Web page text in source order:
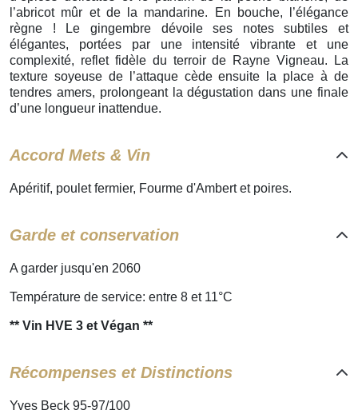
l’abricot mûr et de la mandarine. En bouche, l’élégance
règne ! Le gingembre dévoile ses notes subtiles et
élégantes, portées par une intensité vibrante et une
complexité, reflet fidèle du terroir de Rayne Vigneau. La
texture soyeuse de l’attaque cède ensuite la place à de
tendres amers, prolongeant la dégustation dans une finale
d’une longueur inattendue.
Accord Mets & Vin
Apéritif, poulet fermier, Fourme d'Ambert et poires.
Garde et conservation
A garder jusqu'en 2060
Température de service: entre 8 et 11°C
** Vin HVE 3 et Végan **
Récompenses et Distinctions
Yves Beck 95-97/100